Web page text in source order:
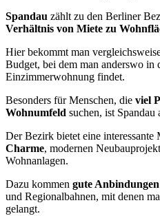
Spandau zählt zu den Berliner
Verhältnis von Miete zu
Hier bekommt man
Budget, bei dem man anderswo in
Einzimmerwohnung findet.
Besonders für Menschen, die viel
Wohnumfeld suchen, ist Spandau
Der Bezirk bietet eine interessante
Charme, modernen
Wohnanlagen.
Dazu kommen gute
und Regionalbahnen, mit denen
gelangt.